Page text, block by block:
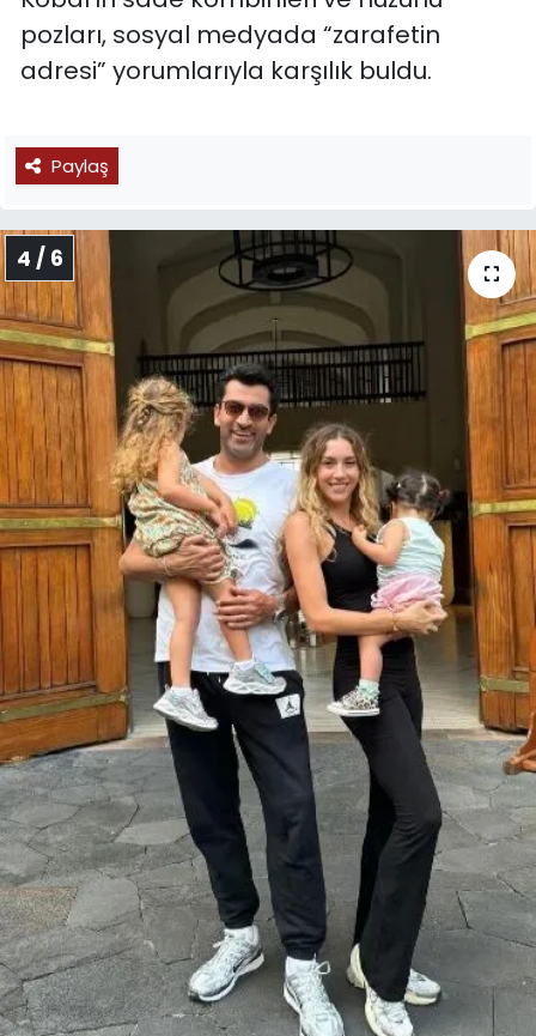
pozları, sosyal medyada “zarafetin
adresi” yorumlarıyla karşılık buldu.
Paylaş
4 / 6